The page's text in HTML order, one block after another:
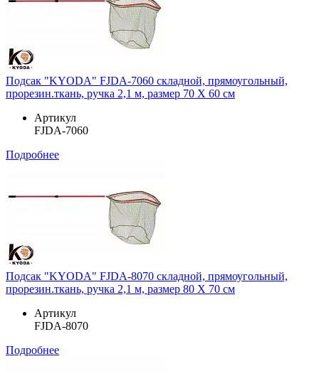
Подсак "KYODA" FJDA-7060 складной, прямоугольный,
прорезин.ткань, ручка 2,1 м, размер 70 Х 60 см
Артикул
FJDA-7060
Подробнее
Подсак "KYODA" FJDA-8070 складной, прямоугольный,
прорезин.ткань, ручка 2,1 м, размер 80 Х 70 см
Артикул
FJDA-8070
Подробнее